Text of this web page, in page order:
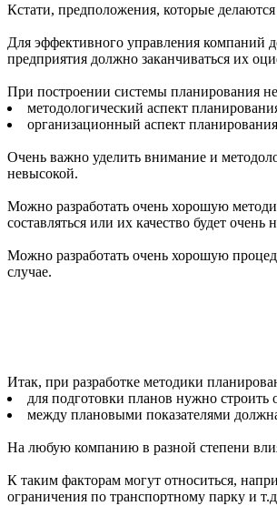
Кстати, предположения, которые
Для эффективного управления компаний
предприятия должно заканчиваться их
При построении системы планирования
методологический аспект
организационный аспект
Очень важно уделить внимание и
невысокой.
Можно разработать очень хорошую
составляться или их качество будет очень
Можно разработать очень хорошую
случае.
Итак, при разработке методики
для подготовки планов нужно
между плановыми показателями
На любую компанию в разной степени
К таким факторам могут относиться,
ограничения по транспортному парку и